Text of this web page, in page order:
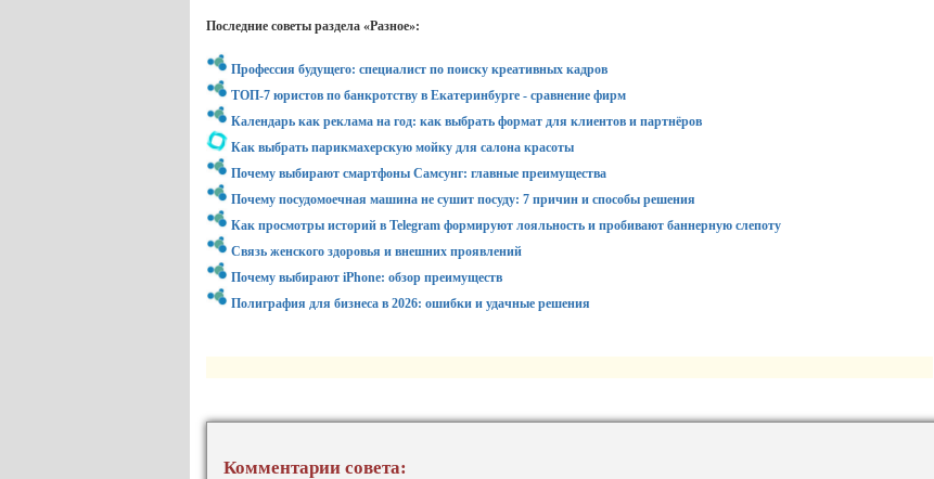
Последние советы раздела «Разное»:
Профессия будущего: специалист по поиску креативных кадров
ТОП-7 юристов по банкротству в Екатеринбурге - сравнение фирм
Календарь как реклама на год: как выбрать формат для клиентов и партнёров
Как выбрать парикмахерскую мойку для салона красоты
Почему выбирают смартфоны Самсунг: главные преимущества
Почему посудомоечная машина не сушит посуду: 7 причин и способы решения
Как просмотры историй в Telegram формируют лояльность и пробивают баннерную слепоту
Связь женского здоровья и внешних проявлений
Почему выбирают iPhone: обзор преимуществ
Полиграфия для бизнеса в 2026: ошибки и удачные решения
Комментарии совета: